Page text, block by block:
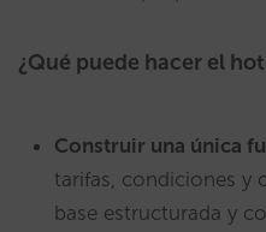
¿Qué puede hacer el
Construir una única
tarifas, condiciones y
base estructurada y